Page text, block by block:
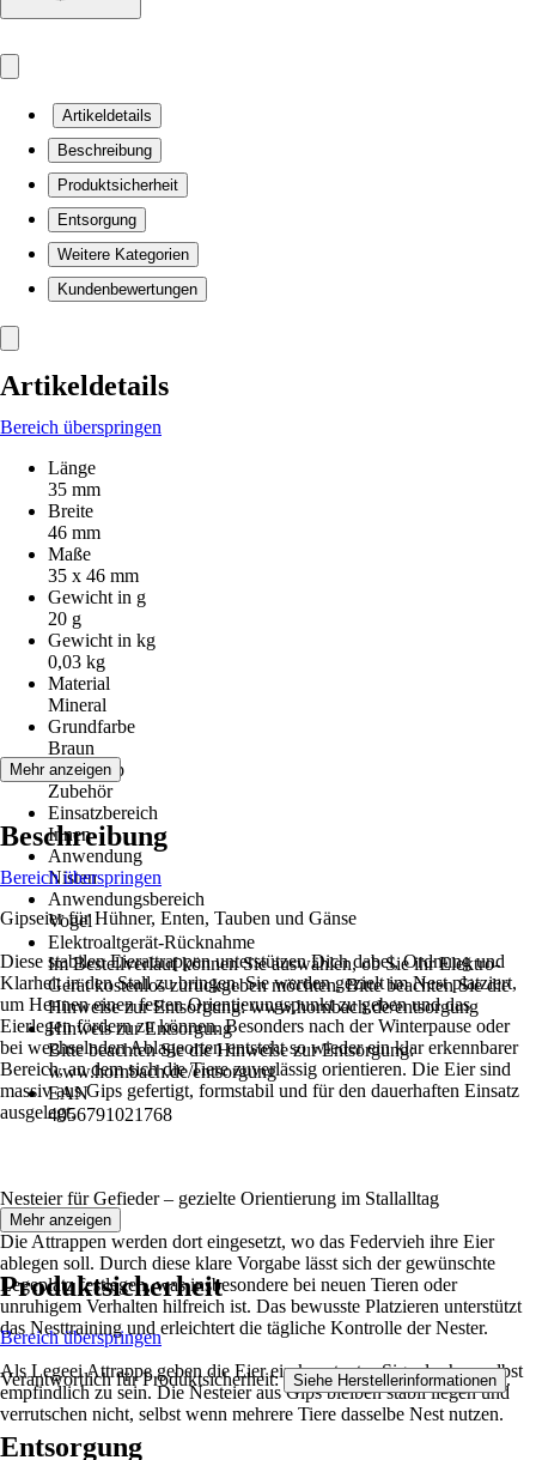
Artikeldetails
Beschreibung
Produktsicherheit
Entsorgung
Weitere Kategorien
Kundenbewertungen
Artikeldetails
Bereich überspringen
Länge
35 mm
Breite
46 mm
Maße
35 x 46 mm
Gewicht in g
20 g
Gewicht in kg
0,03 kg
Material
Mineral
Grundfarbe
Braun
Artikeltyp
Zubehör
Einsatzbereich
Innen
Anwendung
Nisten
Anwendungsbereich
Vogel
Elektroaltgerät-Rücknahme
Im Bestellverlauf können Sie auswählen, ob Sie ihr Elektro-
Gerät kostenlos zurückgeben möchten. Bitte beachten Sie die
Hinweise zur Entsorgung: www.hornbach.de/entsorgung
Hinweis zur Entsorgung
Bitte beachten Sie die Hinweise zur Entsorgung:
www.hornbach.de/entsorgung
EAN
4056791021768
Mehr anzeigen
Beschreibung
Bereich überspringen
Gipseier für Hühner, Enten, Tauben und Gänse
Diese stabilen Eierattrappen unterstützen Dich dabei, Ordnung und
Klarheit in den Stall zu bringen. Sie werden gezielt im Nest platziert,
um Hennen einen festen Orientierungspunkt zu geben und das
Eierlegen fördern zu können. Besonders nach der Winterpause oder
bei wechselnden Ablageorten entsteht so wieder ein klar erkennbarer
Bereich, an dem sich die Tiere zuverlässig orientieren. Die Eier sind
massiv aus Gips gefertigt, formstabil und für den dauerhaften Einsatz
ausgelegt.
Nesteier für Gefieder – gezielte Orientierung im Stallalltag
Die Attrappen werden dort eingesetzt, wo das Federvieh ihre Eier
ablegen soll. Durch diese klare Vorgabe lässt sich der gewünschte
Legeplatz festlegen, was insbesondere bei neuen Tieren oder
unruhigem Verhalten hilfreich ist. Das bewusste Platzieren unterstützt
das Nesttraining und erleichtert die tägliche Kontrolle der Nester.
Als Legeei Attrappe geben die Eier ein konstantes Signal, ohne selbst
empfindlich zu sein. Die Nesteier aus Gips bleiben stabil liegen und
verrutschen nicht, selbst wenn mehrere Tiere dasselbe Nest nutzen.
Mehr anzeigen
Produktsicherheit
Bereich überspringen
Verantwortlich für Produktsicherheit: Siehe Herstellerinformationen .
Entsorgung